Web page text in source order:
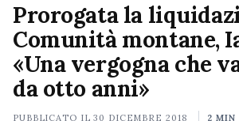
Prorogata la
Comunità montane,
«Una vergogna che
da otto anni»
PUBBLICATO IL30 DICEMBRE 2018 2 MIN